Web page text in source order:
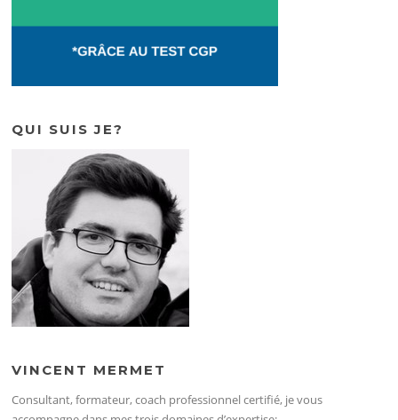
QUI SUIS JE?
VINCENT MERMET
Consultant, formateur, coach professionnel certifié, je vous